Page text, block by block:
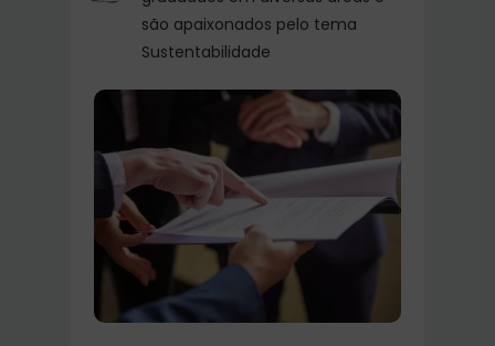
são apaixonados pelo tema
Sustentabilidade